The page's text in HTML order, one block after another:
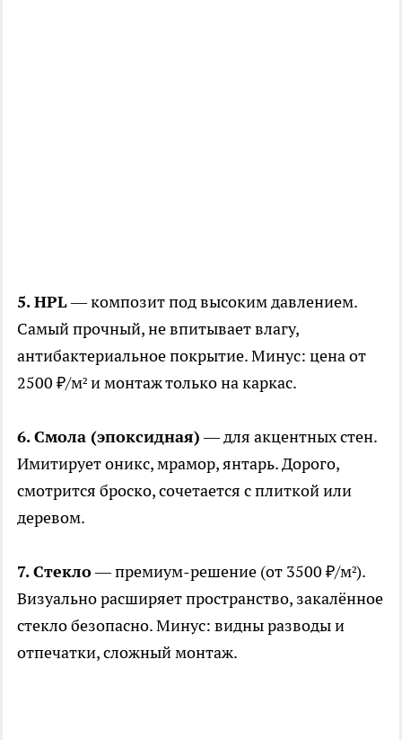
5. HPL— композит под высоким давлением.
Самый прочный, не впитывает влагу,
антибактериальное покрытие. Минус: цена от
2500 ₽/м² и монтаж только на каркас.
6. Смола (эпоксидная)— для акцентных стен.
Имитирует оникс, мрамор, янтарь. Дорого,
смотрится броско, сочетается с плиткой или
деревом.
7. Стекло— премиум-решение (от 3500 ₽/м²).
Визуально расширяет пространство, закалённое
стекло безопасно. Минус: видны разводы и
отпечатки, сложный монтаж.